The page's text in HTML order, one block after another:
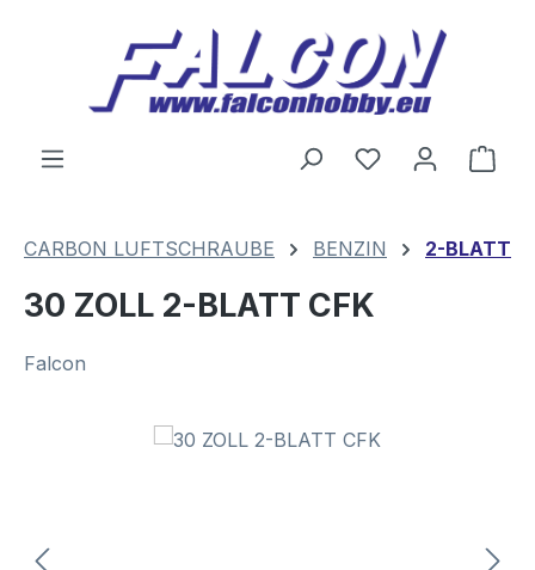
Zum Hauptinhalt springen
Du hast 0
CARBON LUFTSCHRAUBE BENZIN 2-BLATT
30 ZOLL 2-BLATT CFK
Falcon
Bildergalerie überspringen